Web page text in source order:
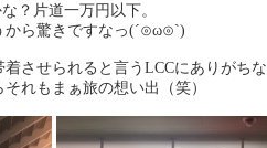
？片道一万円以下。
ら驚きですなっ(´⊙ω⊙`)
させられると言うLCCにありがちな
れもまぁ旅の想い出（笑）